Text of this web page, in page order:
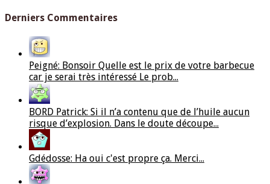
Derniers Commentaires
Peigné: Bonsoir Quelle est le prix de votre barbecue
car je serai très intéressé Le prob...
BORD Patrick: Si il n’a contenu que de l’huile aucun
risque d’explosion. Dans le doute découpe...
Gdédosse: Ha oui c'est propre ça. Merci...